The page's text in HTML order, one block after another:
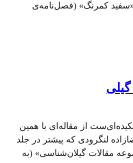
کمرنگ» (فصل‌نامه‌ی
ویراستاری این متن متعلق
است، نه ورگ. نوروزبل
از مقاله‌ای با همين
لنگرودی که پيشتر در جلد
مقالات گيلان‌شناسی» (به